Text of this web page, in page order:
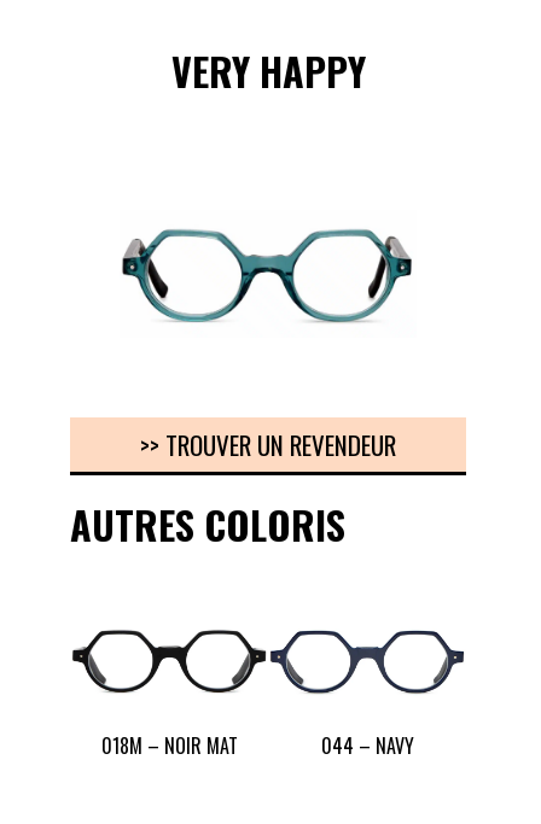
VERY HAPPY
>> TROUVER UN REVENDEUR
AUTRES COLORIS
018M – NOIR MAT 044 – NAVY